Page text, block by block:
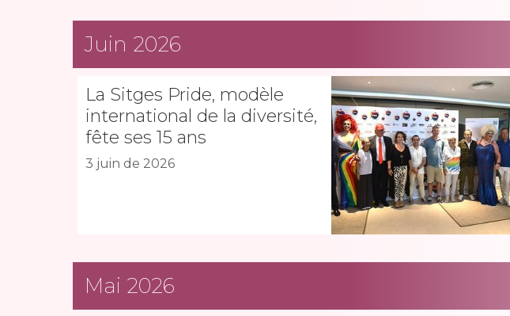
Juin 2026
La Sitges Pride, modèle
international de la diversité,
fête ses 15 ans
3 juin de 2026
Mai 2026